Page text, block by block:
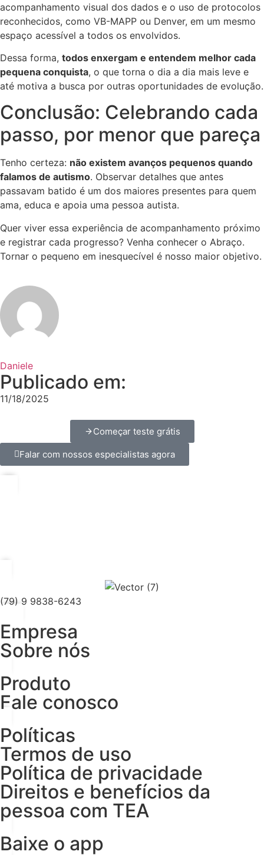
acompanhamento visual dos dados e o uso de protocolos
reconhecidos, como VB-MAPP ou Denver, em um mesmo
espaço acessível a todos os envolvidos.
Dessa forma, todos enxergam e entendem melhor cada
pequena conquista, o que torna o dia a dia mais leve e
até motiva a busca por outras oportunidades de evolução.
Conclusão: Celebrando cada
passo, por menor que pareça
Tenho certeza: não existem avanços pequenos quando
falamos de autismo. Observar detalhes que antes
passavam batido é um dos maiores presentes para quem
ama, educa e apoia uma pessoa autista.
Quer viver essa experiência de acompanhamento próximo
e registrar cada progresso? Venha conhecer o Abraço.
Tornar o pequeno em inesquecível é nosso maior objetivo.
Daniele
Publicado em:
11/18/2025
Começar teste grátis
Falar com nossos especialistas agora
(79) 9 9838-6243
Empresa
Sobre nós
Produto
Fale conosco
Políticas
Termos de uso
Política de privacidade
Direitos e benefícios da
pessoa com TEA
Baixe o app